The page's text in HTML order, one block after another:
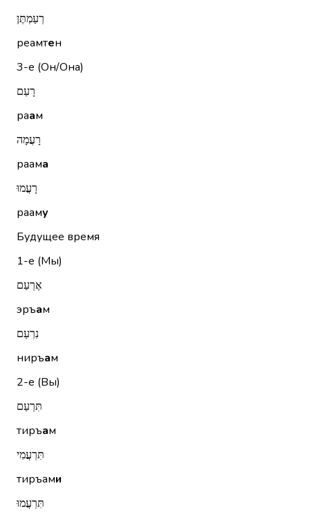
רְעַמְתֶּן
реамтен
3-е (Он/Она)
רָעַם
раам
רָעֲמָה
раама
רָעֲמוּ
рааму
Будущее время
1-е (Мы)
אֶרְעַם
эръам
נִרְעַם
ниръам
2-е (Вы)
תִּרְעַם
тиръам
תִּרְעֲמִי
тиръами
תִּרְעֲמוּ